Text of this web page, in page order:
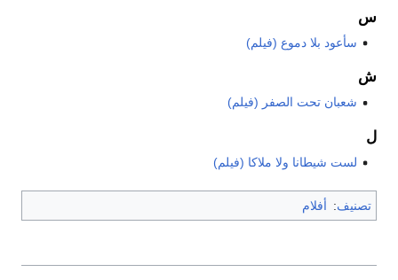
س
سأعود بلا دموع (فيلم)
ش
شعبان تحت الصفر (فيلم)
ل
لست شيطانا ولا ملاكا (فيلم)
تصنيف: أفلام